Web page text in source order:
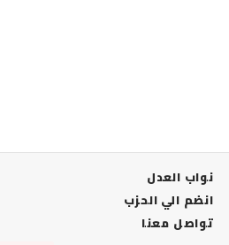
نواب العدل
انضم الي الحزب
تواصل معنا